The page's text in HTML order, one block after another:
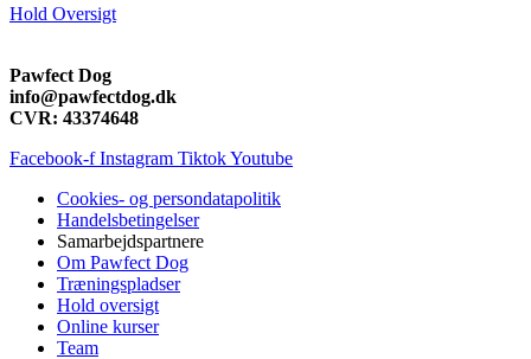
Hold Oversigt
Pawfect Dog
info@pawfectdog.dk
CVR: 43374648
Facebook-f Instagram TiktokYoutube
Cookies- og persondatapolitik
Handelsbetingelser
Samarbejdspartnere
Om Pawfect Dog
Træningspladser
Hold oversigt
Online kurser
Team